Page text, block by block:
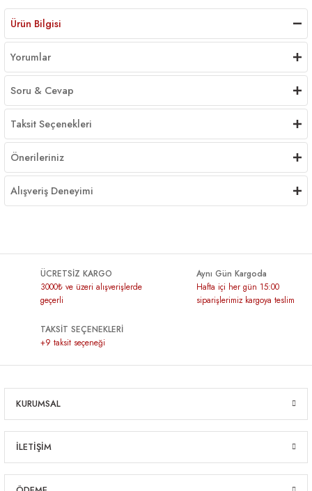
Ürün Bilgisi
Yorumlar
Soru & Cevap
Taksit Seçenekleri
Önerileriniz
Alışveriş Deneyimi
ÜCRETSİZ KARGO
3000₺ ve üzeri alışverişlerde
geçerli
Aynı Gün Kargoda
Hafta içi her gün 15:00
siparişlerimiz kargoya teslim
TAKSİT SEÇENEKLERİ
+9 taksit seçeneği
KURUMSAL
İLETİŞİM